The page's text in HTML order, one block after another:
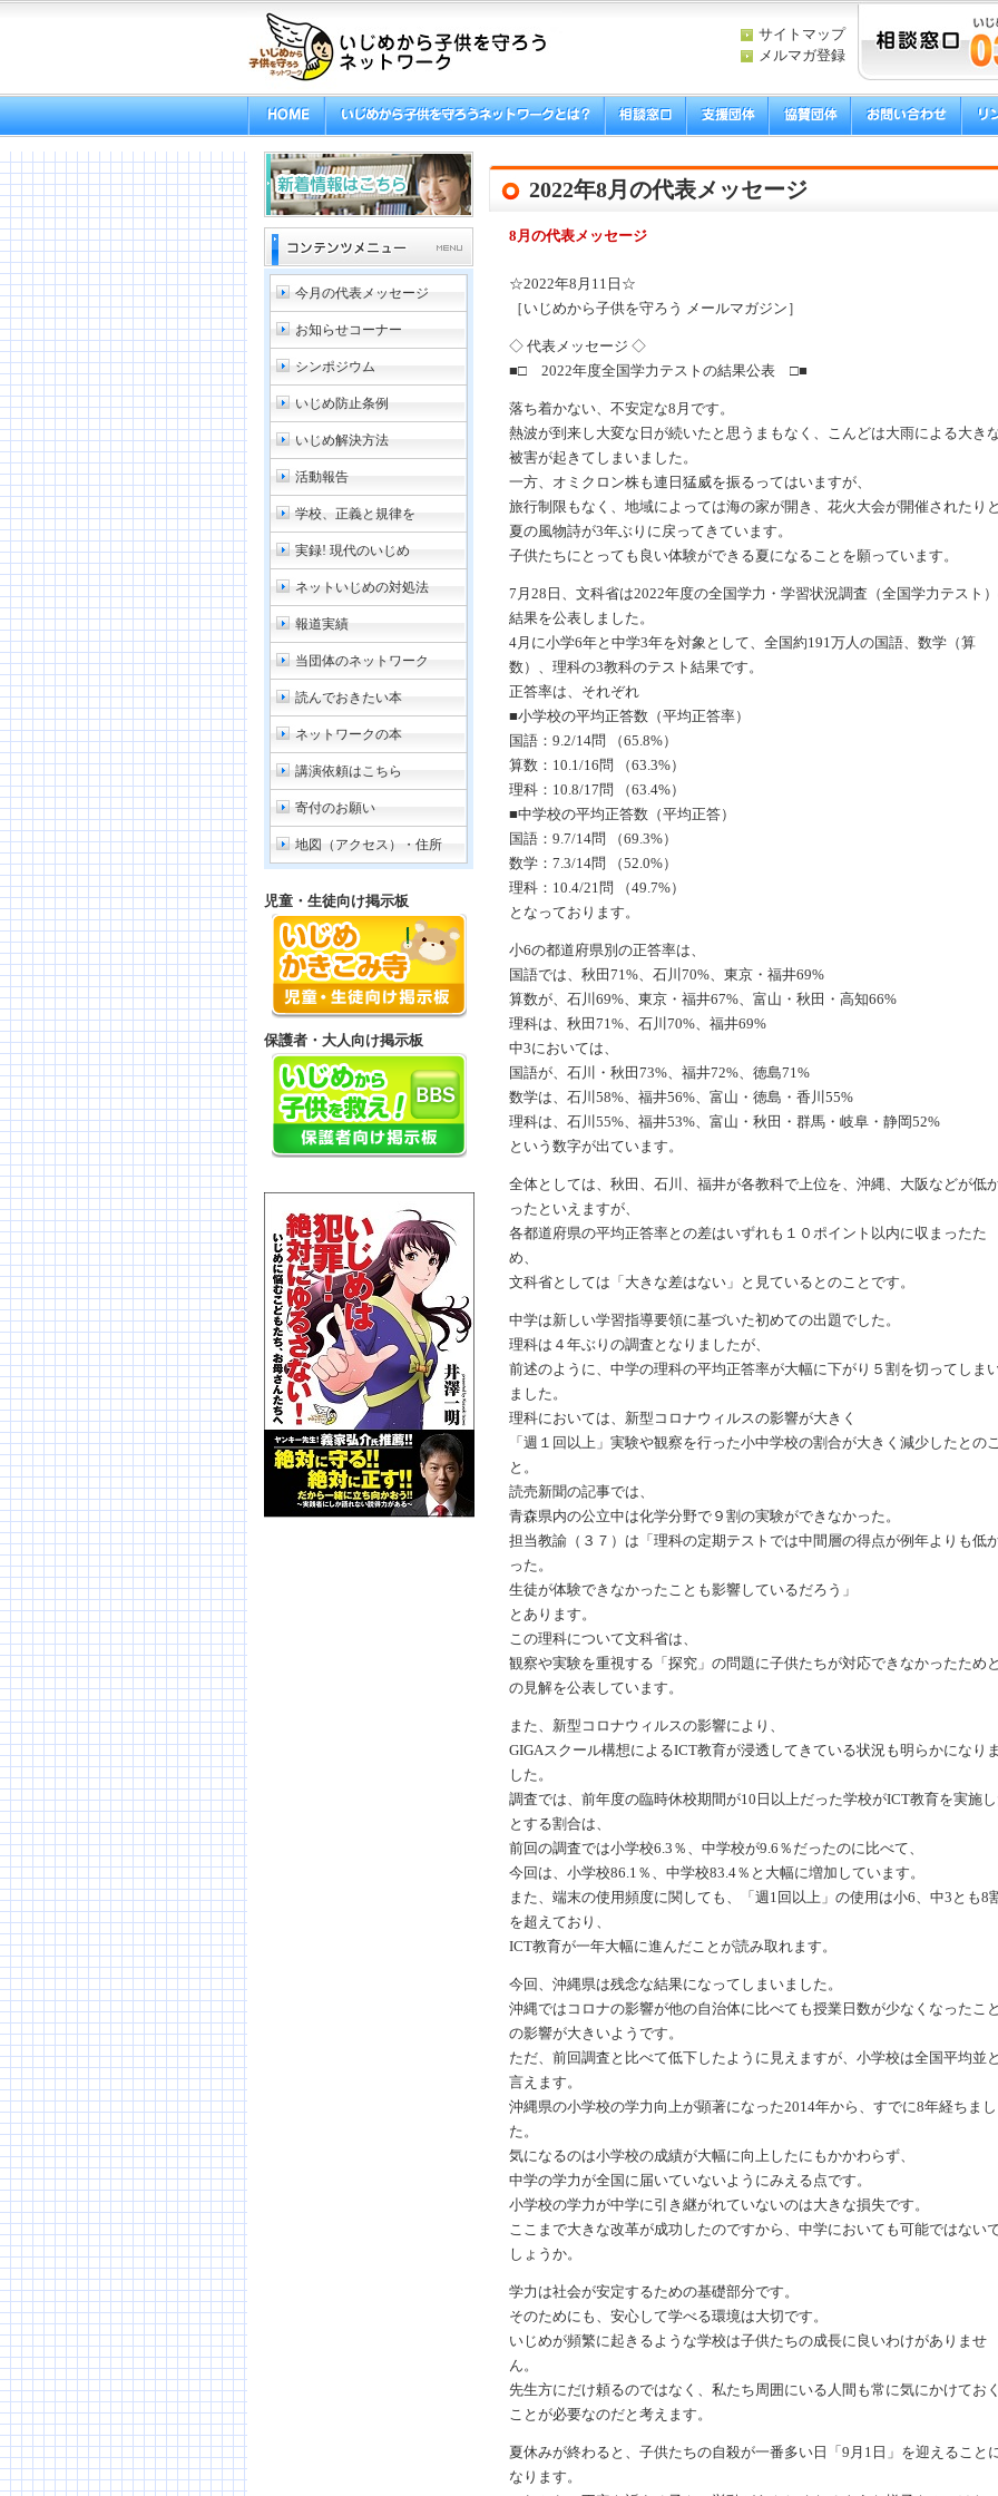
サイトマップ
メルマガ登録
今月の代表メッセージ
お知らせコーナー
シンポジウム
いじめ防止条例
いじめ解決方法
活動報告
学校、正義と規律を
実録! 現代のいじめ
ネットいじめの対処法
報道実績
当団体のネットワーク
読んでおきたい本
ネットワークの本
講演依頼はこちら
寄付のお願い
地図（アクセス）・住所
児童・生徒向け掲示板
保護者・大人向け掲示板
2022年8月の代表メッセージ
8月の代表メッセージ
☆2022年8月11日☆
［いじめから子供を守ろう メールマガジン］
◇ 代表メッセージ ◇
■□ 2022年度全国学力テストの結果公表 □■
落ち着かない、不安定な8月です。
熱波が到来し大変な日が続いたと思うまもなく、こんどは大雨による大き
被害が起きてしまいました。
一方、オミクロン株も連日猛威を振るってはいますが、
旅行制限もなく、地域によっては海の家が開き、花火大会が開催されたりと
夏の風物詩が3年ぶりに戻ってきています。
子供たちにとっても良い体験ができる夏になることを願っています。
7月28日、文科省は2022年度の全国学力・学習状況調査（全国学力テスト
結果を公表しました。
4月に小学6年と中学3年を対象として、全国約191万人の国語、数学（算
数）、理科の3教科のテスト結果です。
正答率は、それぞれ
■小学校の平均正答数（平均正答率）
国語：9.2/14問 （65.8%）
算数：10.1/16問 （63.3%）
理科：10.8/17問 （63.4%）
■中学校の平均正答数（平均正答）
国語：9.7/14問 （69.3%）
数学：7.3/14問 （52.0%）
理科：10.4/21問 （49.7%）
となっております。
小6の都道府県別の正答率は、
国語では、秋田71%、石川70%、東京・福井69%
算数が、石川69%、東京・福井67%、富山・秋田・高知66%
理科は、秋田71%、石川70%、福井69%
中3においては、
国語が、石川・秋田73%、福井72%、徳島71%
数学は、石川58%、福井56%、富山・徳島・香川55%
理科は、石川55%、福井53%、富山・秋田・群馬・岐阜・静岡52%
という数字が出ています。
全体としては、秋田、石川、福井が各教科で上位を、沖縄、大阪などが低
ったといえますが、
各都道府県の平均正答率との差はいずれも１０ポイント以内に収まったた
め、
文科省としては「大きな差はない」と見ているとのことです。
中学は新しい学習指導要領に基づいた初めての出題でした。
理科は４年ぶりの調査となりましたが、
前述のように、中学の理科の平均正答率が大幅に下がり５割を切ってしま
ました。
理科においては、新型コロナウィルスの影響が大きく
「週１回以上」実験や観察を行った小中学校の割合が大きく減少したとのこ
と。
読売新聞の記事では、
青森県内の公立中は化学分野で９割の実験ができなかった。
担当教諭（３７）は「理科の定期テストでは中間層の得点が例年よりも低
った。
生徒が体験できなかったことも影響しているだろう」
とあります。
この理科について文科省は、
観察や実験を重視する「探究」の問題に子供たちが対応できなかったためと
の見解を公表しています。
また、新型コロナウィルスの影響により、
GIGAスクール構想によるICT教育が浸透してきている状況も明らかになりま
した。
調査では、前年度の臨時休校期間が10日以上だった学校がICT教育を実施
とする割合は、
前回の調査では小学校6.3％、中学校が9.6％だったのに比べて、
今回は、小学校86.1％、中学校83.4％と大幅に増加しています。
また、端末の使用頻度に関しても、「週1回以上」の使用は小6、中3とも8
を超えており、
ICT教育が一年大幅に進んだことが読み取れます。
今回、沖縄県は残念な結果になってしまいました。
沖縄ではコロナの影響が他の自治体に比べても授業日数が少なくなったこと
の影響が大きいようです。
ただ、前回調査と比べて低下したように見えますが、小学校は全国平均並と
言えます。
沖縄県の小学校の学力向上が顕著になった2014年から、すでに8年経ちまし
た。
気になるのは小学校の成績が大幅に向上したにもかかわらず、
中学の学力が全国に届いていないようにみえる点です。
小学校の学力が中学に引き継がれていないのは大きな損失です。
ここまで大きな改革が成功したのですから、中学においても可能ではない
しょうか。
学力は社会が安定するための基礎部分です。
そのためにも、安心して学べる環境は大切です。
いじめが頻繁に起きるような学校は子供たちの成長に良いわけがありませ
ん。
先生方にだけ頼るのではなく、私たち周囲にいる人間も常に気にかけておく
ことが必要なのだと考えます。
夏休みが終わると、子供たちの自殺が一番多い日「9月1日」を迎えること
なります。